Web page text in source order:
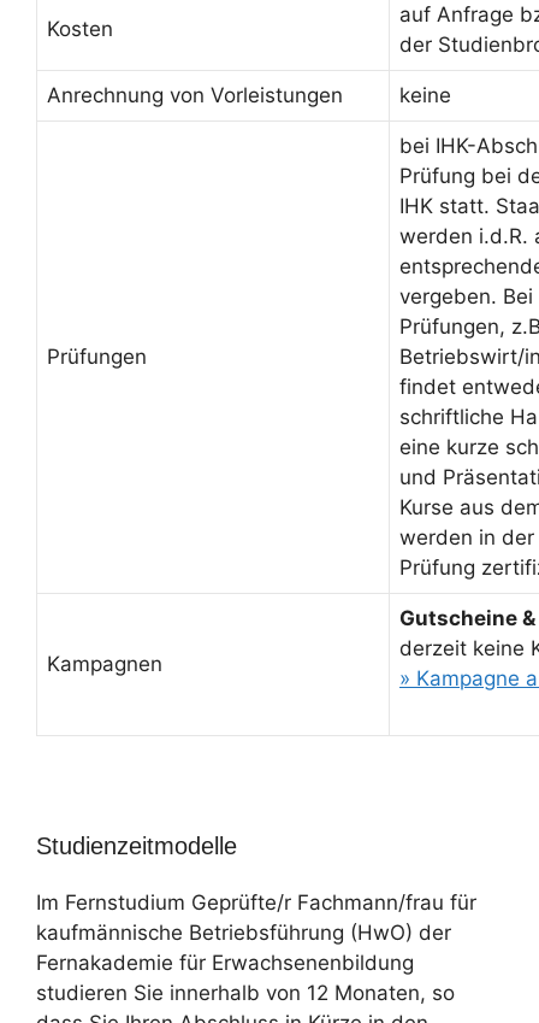
Kosten
auf Anfrage
der
Anrechnung von Vorleistungen keine
Prüfungen
bei IHK-
Prüfung bei
IHK statt.
werden i.d.R.
vergeben.
Prüfungen,
Betriebswirt/
findet
schriftliche
eine kurze
und
Kurse aus
werden in der
Prüfung
Kampagnen
Gutscheine
derzeit keine
» Kampagne
Studienzeitmodelle
Im Fernstudium Geprüfte/r Fachmann/frau für
kaufmännische Betriebsführung (HwO) der
Fernakademie für Erwachsenenbildung
studieren Sie innerhalb von 12 Monaten, so